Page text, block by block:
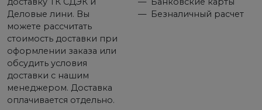
Деловые лини. Вы
можете рассчитать
стоимость доставки при
оформлении заказа или
обсудить условия
доставки с нашим
менеджером. Доставка
оплачивается отдельно.
Безналичный расчет